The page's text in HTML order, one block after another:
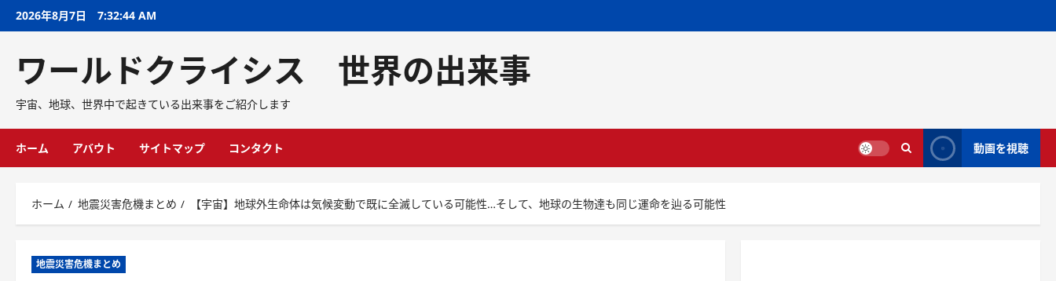
2026年8月7日 7:32:46 AM
ワールドクライシス 世界の出来事
宇宙、地球、世界中で起きている出来事をご紹介します
ホーム アバウト サイトマップ コンタクト 動画を視聴
ホーム 地震災害危機まとめ 【宇宙】地球外生命体は気候変動で既に全滅している可能性…そして、地球の生物達も同じ運命を辿る可能性
地震災害危機まとめ